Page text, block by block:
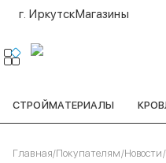
г. ИркутскМагазины
СТРОЙМАТЕРИАЛЫ
Главная/Покупателям/Новости/